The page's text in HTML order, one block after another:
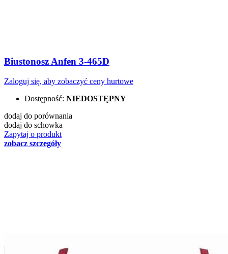
Biustonosz Anfen 3-465D
Zaloguj się, aby zobaczyć ceny hurtowe
Dostępność: NIEDOSTĘPNY
dodaj do porównania
dodaj do schowka
Zapytaj o produkt
zobacz szczegóły